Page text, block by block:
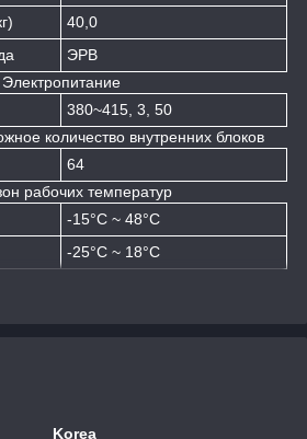
40,0
ЭРВ
Электропитание
380~415, 3, 50
количество внутренних блоков
64
рабочих температур
-15°C ~ 48°C
-25°C ~ 18°C
Korea